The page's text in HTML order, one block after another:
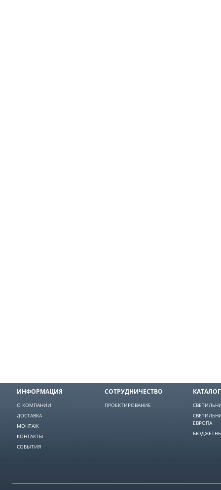
ИНФОРМАЦИЯ
О КОМПАНИИ
ДОСТАВКА
МОНТАЖ
КОНТАКТЫ
СОБЫТИЯ
СОТРУДНИЧЕСТВО
ПРОЕКТИРОВАНИЕ
КАТАЛОГ
ЕВРОПА